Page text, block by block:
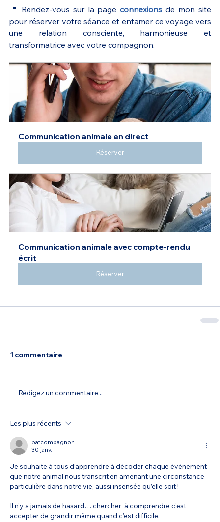
📍 Rendez-vous sur la page connexions de mon site
pour réserver votre séance et entamer ce voyage vers
une relation consciente, harmonieuse et
transformatrice avec votre compagnon.
Communication animale en direct
Réserver
Communication animale avec compte-rendu
écrit
Réserver
1 commentaire
Rédigez un commentaire...
Les plus récents
patcompagnon
30 janv.
Je souhaite à tous d’apprendre à décoder chaque évènement
que notre animal nous transcrit en amenant une circonstance
particulière dans notre vie, aussi insensée qu’elle soit !
Il n’y a jamais de hasard… chercher  à comprendre c’est
accepter de grandir même quand c’est difficile.